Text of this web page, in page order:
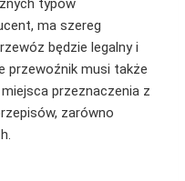
typów
ma szereg
będzie legalny i
przewoźnik musi także
przeznaczenia z
zarówno